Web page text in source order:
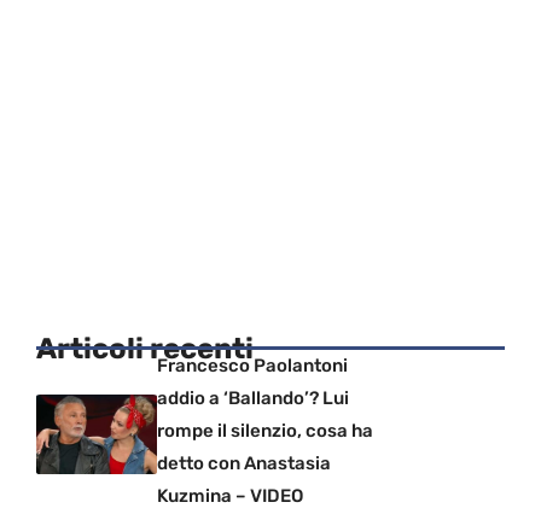
Articoli recentiFrancesco Paolantoni
addio a ‘Ballando’? Lui
rompe il silenzio, cosa ha
detto con Anastasia
Kuzmina – VIDEO